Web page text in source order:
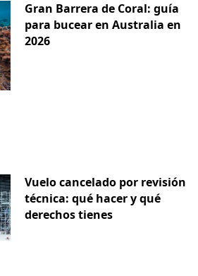
Gran Barrera de Coral: guía
para bucear en Australia en
2026
Vuelo cancelado por revisión
técnica: qué hacer y qué
derechos tienes